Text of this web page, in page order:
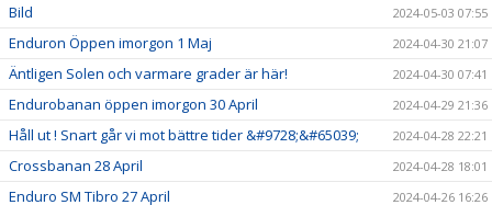
Bild 2024-05-03 07:55
Enduron Öppen imorgon 1 Maj 2024-04-30 21:07
Äntligen Solen och varmare grader är här! 2024-04-30 07:41
Endurobanan öppen imorgon 30 April 2024-04-29 21:36
Håll ut ! Snart går vi mot bättre tider &#9728;&#65039; 2024-04-28 22:21
Crossbanan 28 April 2024-04-28 18:01
Enduro SM Tibro 27 April 2024-04-26 16:26